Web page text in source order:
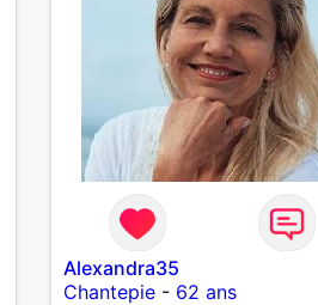
Alexandra35
Chantepie - 62 ans